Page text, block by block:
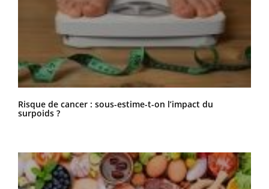
Risque de cancer : sous-estime-t-on l’impact du
surpoids ?